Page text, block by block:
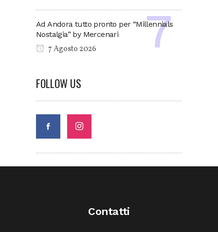
Ad Andora tutto pronto per “Millennials
Nostalgia” by Mercenari
7 Agosto 2026
FOLLOW US
Contatti